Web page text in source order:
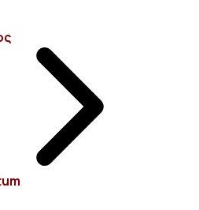
11526 Αμπελόκηποι - Αθήνα